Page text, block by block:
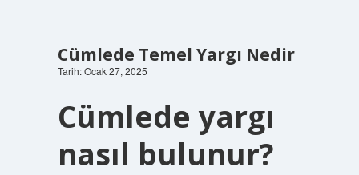
Cümlede Temel Yargı Nedir
Tarih: Ocak 27, 2025
Cümlede yargı
nasıl bulunur?